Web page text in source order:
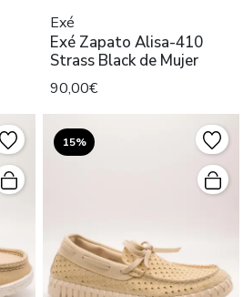
Exé
Exé Zapato Alisa-410
Strass Black de Mujer
90,00€
15%